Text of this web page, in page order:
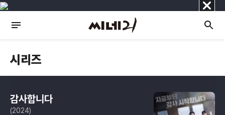
닫
기
시리즈
감사합니다
(2024)